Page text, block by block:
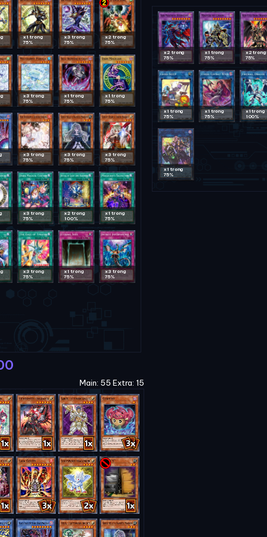
x1 trong
75%
x3 trong
75%
x2 trong
75%
x3 trong
75%
x1 trong
75%
x1 trong
75%
x3 trong
75%
x3 trong
75%
x3 trong
75%
x3 trong
75%
x2 trong
100%
x1 trong
75%
x3 trong
75%
x1 trong
75%
x3 trong
75%
x2 trong
75%
x1 trong
75%
x2 trong
75%
x1 trong
75%
x1 trong
75%
x1 trong
100%
x1 trong
75%
Main: 55 Extra: 15